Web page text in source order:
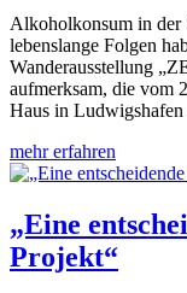
Alkoholkonsum in der
lebenslange Folgen
Wanderausstellung
aufmerksam, die vom
Haus in Ludwigshafen
mehr erfahren
„Eine
Projekt“